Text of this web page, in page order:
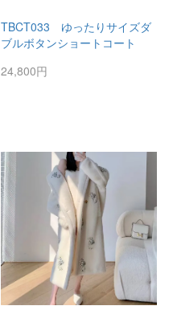
TBCT033 ゆったりサイズダ
ブルボタンショートコート
24,800円